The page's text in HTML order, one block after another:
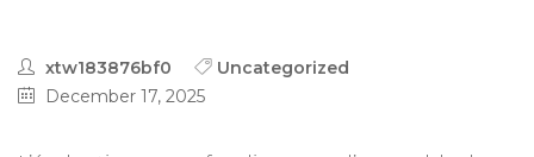
xtw183876bf0
Uncategorized
December 17, 2025